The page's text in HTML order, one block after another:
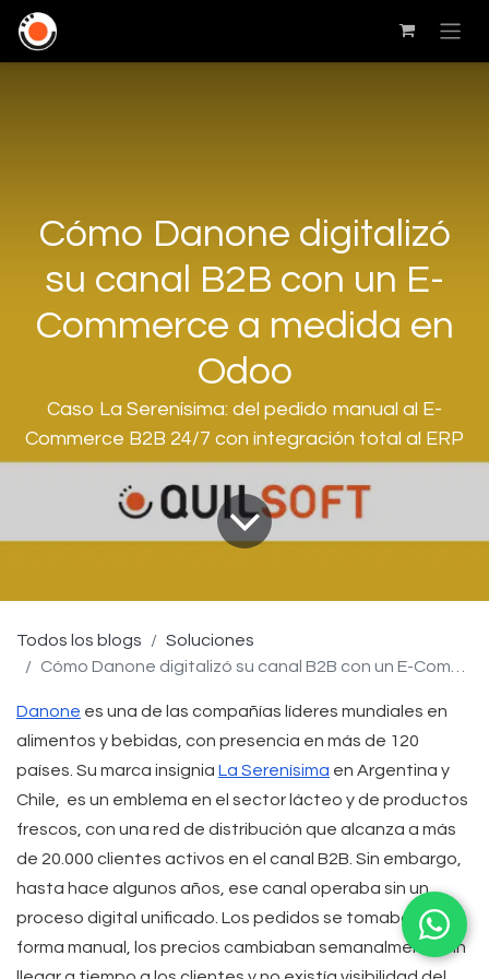
Cómo Danone digitalizó
su canal B2B con un E-
Commerce a medida en
Odoo
Caso La Serenísima: del pedido manual al E-
Commerce B2B 24/7 con integración total al ERP
Todos los blogs
Soluciones
Cómo Danone digitalizó su canal B2B con un E-Commerce a medida en Odoo
Danone es una de las compañías líderes mundiales en
alimentos y bebidas, con presencia en más de 120
países. Su marca insignia La Serenísima en Argentina y
Chile, es un emblema en el sector lácteo y de productos
frescos, con una red de distribución que alcanza a más
de 20.000 clientes activos en el canal B2B. Sin embargo,
hasta hace algunos años, ese canal operaba sin un
proceso digital unificado. Los pedidos se tomaban de
forma manual, los precios cambiaban semanalmente sin